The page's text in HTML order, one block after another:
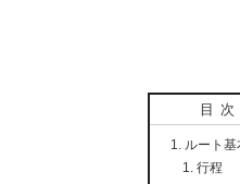
目次
ルート基
行程